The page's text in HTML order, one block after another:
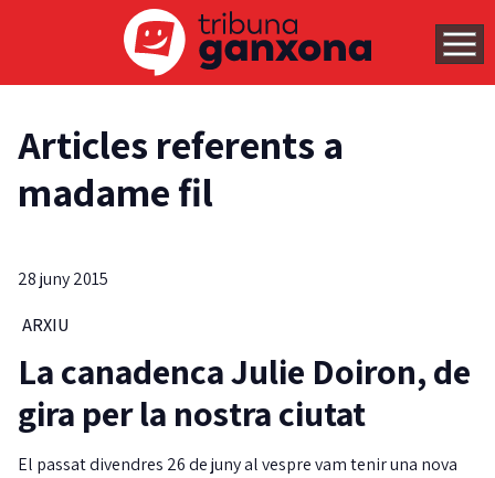
Articles referents a
madame fil
28 juny 2015
ARXIU
La canadenca Julie Doiron, de
gira per la nostra ciutat
El passat divendres 26 de juny al vespre vam tenir una nova